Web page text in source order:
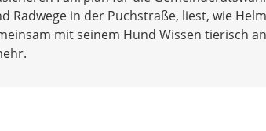
Radwege in der Puchstraße, liest, wie
mit seinem Hund Wissen tierisch